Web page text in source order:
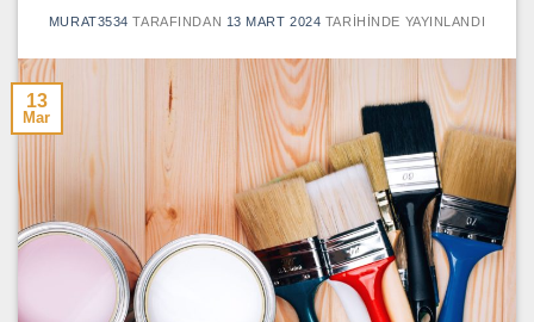
MURAT3534 TARAFINDAN 13 MART 2024 TARIHINDE YAYINLANDI
13
Mar